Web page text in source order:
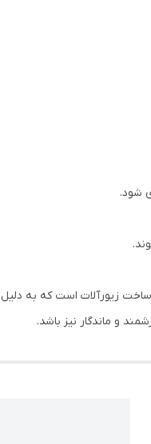
شود.
ساخت زیورآلات است که به
و ماندگار نیز باشد.